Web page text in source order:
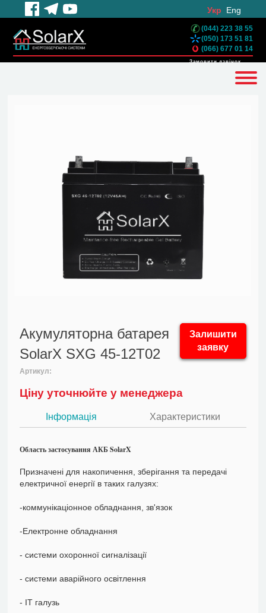
Укр Eng
(044) 223 38 55
(050) 173 51 81
(066) 677 01 14
Замовити дзвінок
Акумуляторна батарея
SolarX SXG 45-12T02
Залишити
заявку
Артикул:
Ціну уточнюйте у менеджера
Інформація Характеристики
Область застосування АКБ SolarX
Призначені для накопичення, зберігання та передачі
електричної енергії в таких галузях:
-коммунікаціонное обладнання, зв'язок
-Електронне обладнання
- системи охоронної сигналізації
- системи аварійного освітлення
- ІТ галузь